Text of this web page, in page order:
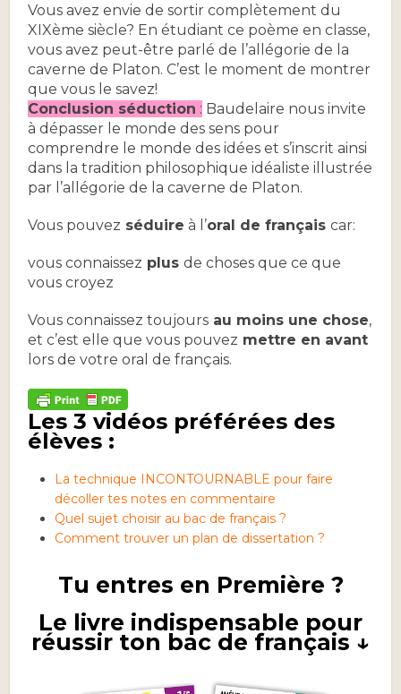
Vous avez envie de sortir complètement du
XIXème siècle? En étudiant ce poème en classe,
vous avez peut-être parlé de l’allégorie de la
caverne de Platon. C’est le moment de montrer
que vous le savez!
Conclusion séduction : Baudelaire nous invite
à dépasser le monde des sens pour
comprendre le monde des idées et s’inscrit ainsi
dans la tradition philosophique idéaliste illustrée
par l’allégorie de la caverne de Platon.
Vous pouvez séduire à l’oral de françaiscar:
vous connaissez plusde choses que ce que
vous croyez
Vous connaissez toujours au moins une chose,
et c’est elle que vous pouvez mettre en avant
lors de votre oral de français.
Les 3 vidéos préférées des
élèves :
La technique INCONTOURNABLE pour faire
décoller tes notes en commentaire
Quel sujet choisir au bac de français ?
Comment trouver un plan de dissertation ?
Tu entres en Première ?
Le livre indispensable pour
réussir ton bac de français ↓